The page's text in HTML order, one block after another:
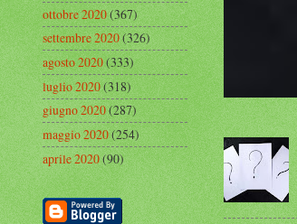
ottobre 2020(367)
settembre 2020(326)
agosto 2020(333)
luglio 2020(318)
giugno 2020(287)
maggio 2020(254)
aprile 2020(90)